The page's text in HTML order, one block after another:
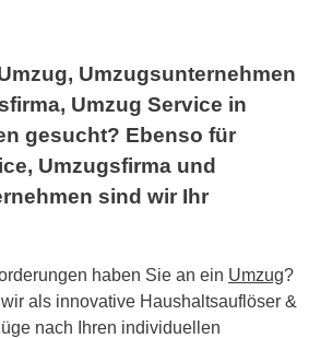
Umzugsunternehmen
Umzug Service in
gesucht? Ebenso für
Umzugsfirma und
sind wir Ihr
haben Sie an ein Umzug?
wir als innovative Haushaltsauflöser &
nach Ihren individuellen